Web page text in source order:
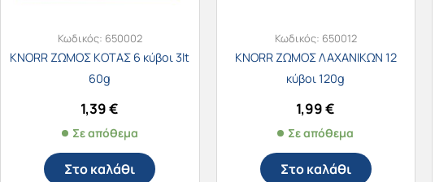
Κωδικός: 650002
KNORR ΖΩΜΟΣ ΚΟΤΑΣ 6 κύβοι 3lt
60g
1,39€
Σε απόθεμα
Στο καλάθι
Κωδικός: 650012
KNORR ΖΩΜΟΣ ΛΑΧΑΝΙΚΩΝ 12
κύβοι 120g
1,99€
Σε απόθεμα
Στο καλάθι